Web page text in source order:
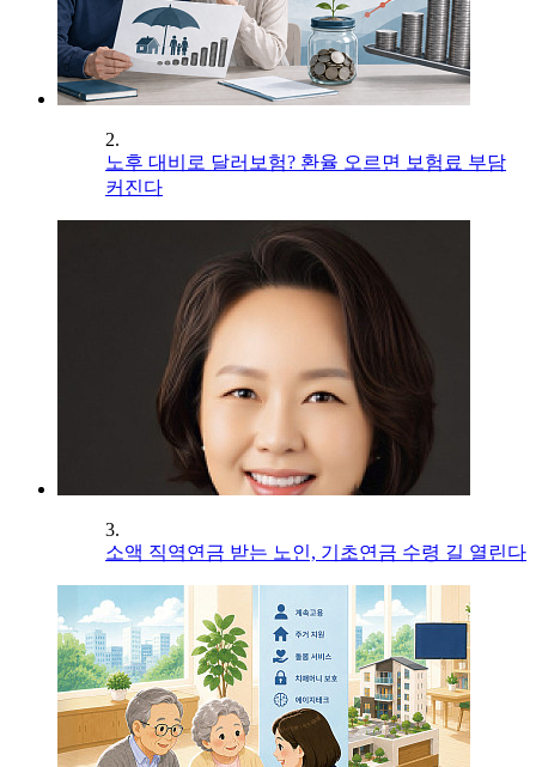
2.
노후 대비로 달러보험? 환율 오르면 보험료 부담
커진다
3.
소액 직역연금 받는 노인, 기초연금 수령 길 열린다